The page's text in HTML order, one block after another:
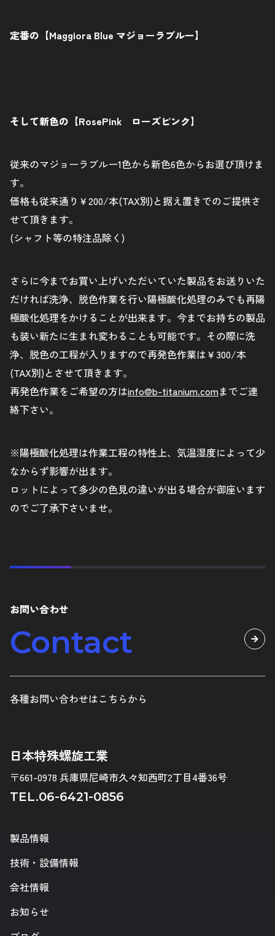
定番の【Maggiora Blue マジョーラブルー】
そして新色の【RosePink ローズピンク】
従来のマジョーラブルー1色から新色6色からお選び頂けま
す。
価格も従来通り￥200/本(TAX別)と据え置きでのご提供さ
せて頂きます。
(シャフト等の特注品除く)
さらに今までお買い上げいただいていた製品をお送りいた
だければ洗浄、脱色作業を行い陽極酸化処理のみでも再陽
極酸化処理をかけることが出来ます。今までお持ちの製品
も装い新たに生まれ変わることも可能です。その際に洗
浄、脱色の工程が入りますので再発色作業は￥300/本
(TAX別)とさせて頂きます。
再発色作業をご希望の方はinfo@b-titanium.comまでご連
絡下さい。
※陽極酸化処理は作業工程の特性上、気温湿度によって少
なからず影響が出ます。
ロットによって多少の色見の違いが出る場合が御座います
のでご了承下さいませ。
お問い合わせ
Contact
各種お問い合わせはこちらから
日本特殊螺旋工業
〒661-0978 兵庫県尼崎市久々知西町2丁目4番36号
TEL.06-6421-0856
製品情報
技術・設備情報
会社情報
お知らせ